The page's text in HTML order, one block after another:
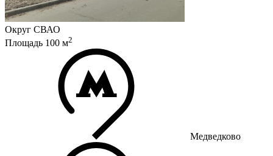
Округ СВАО
Площадь 100 м2
Медведково